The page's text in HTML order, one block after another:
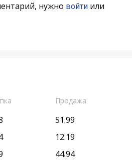
нужно войти или
Продажа
51.99
12.19
44.94